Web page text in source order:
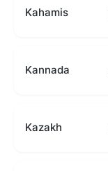
Kahamis
Kannada
Kazakh